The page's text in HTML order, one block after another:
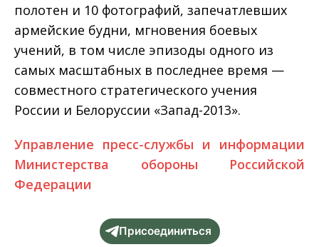
полотен и 10 фотографий, запечатлевших
армейские будни, мгновения боевых
учений, в том числе эпизоды одного из
самых масштабных в последнее время —
совместного стратегического учения
России и Белоруссии «Запад-2013».
Управление пресс-службы и информации
Министерства обороны Российской
Федерации
Присоединиться